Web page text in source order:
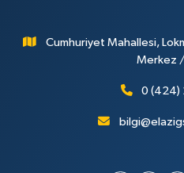
Cumhuriyet Mahallesi,
Merkez /
0 (424)